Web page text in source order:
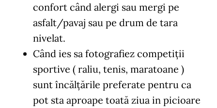
confort când alergi sau mergi pe
asfalt/pavaj sau pe drum de tara
nivelat.
Când ies sa fotografiez competiții
sportive ( raliu, tenis, maratoane )
sunt încălțările preferate pentru ca
pot sta aproape toată ziua in picioare